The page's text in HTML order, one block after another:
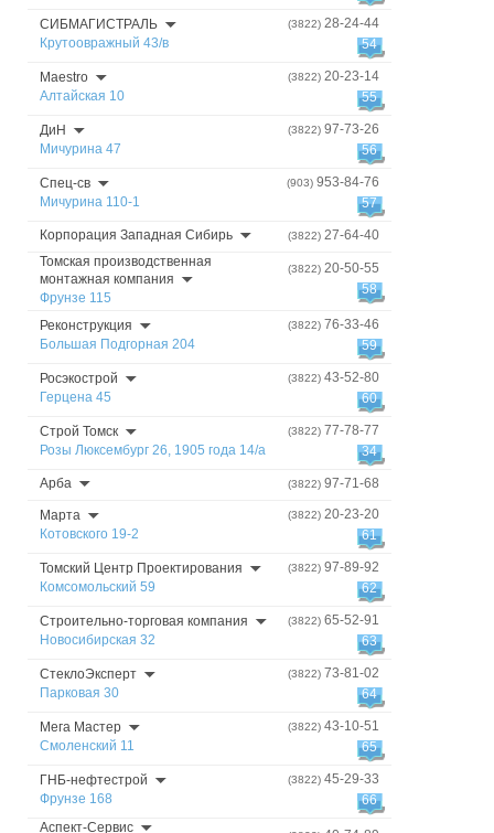
СИБМАГИСТРАЛЬ
Крутоовражный 43/в
(3822) 28-24-44
54
Maestro
Алтайская 10
(3822) 20-23-14
55
ДиН
Мичурина 47
(3822) 97-73-26
56
Спец-св
Мичурина 110-1
(903) 953-84-76
57
Корпорация Западная Сибирь (3822) 27-64-40
Томская производственная
монтажная компания
Фрунзе 115
(3822) 20-50-55
58
Реконструкция
Большая Подгорная 204
(3822) 76-33-46
59
Росэкострой
Герцена 45
(3822) 43-52-80
60
Строй Томск
Розы Люксембург 26, 1905 года 14/а
(3822) 77-78-77
34
Арба (3822) 97-71-68
Марта
Котовского 19-2
(3822) 20-23-20
61
Томский Центр Проектирования
Комсомольский 59
(3822) 97-89-92
62
Строительно-торговая компания
Новосибирская 32
(3822) 65-52-91
63
СтеклоЭксперт
Парковая 30
(3822) 73-81-02
64
Мега Мастер
Смоленский 11
(3822) 43-10-51
65
ГНБ-нефтестрой
Фрунзе 168
(3822) 45-29-33
66
Аспект-Сервис